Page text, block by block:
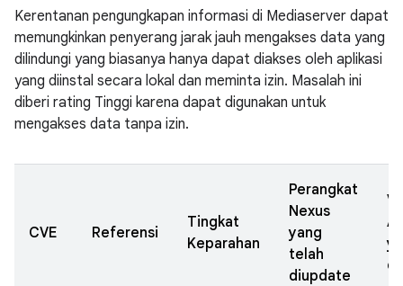
Kerentanan pengungkapan informasi di Mediaserver dapat
memungkinkan penyerang jarak jauh mengakses data yang
dilindungi yang biasanya hanya dapat diakses oleh aplikasi
yang diinstal secara lokal dan meminta izin. Masalah ini
diberi rating Tinggi karena dapat digunakan untuk
mengakses data tanpa izin.
CVE Referensi
Tingkat
Keparahan
Perangkat
Nexus
yang
telah
diupdate